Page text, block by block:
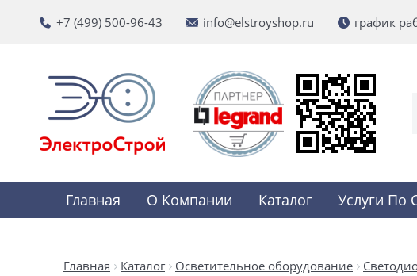
+7 (499) 500-96-43 info@elstroyshop.ru график
Главная О Компании Каталог Услуги По
Главная Каталог Осветительное оборудование